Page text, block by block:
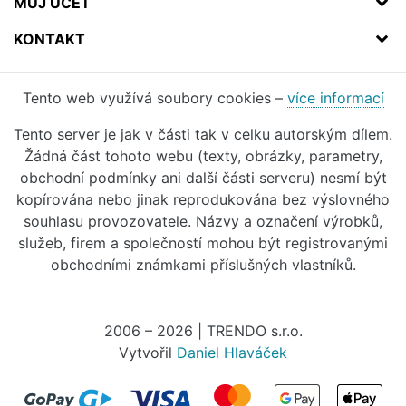
KONTAKT
Tento web využívá soubory cookies – více informací
Tento server je jak v části tak v celku autorským dílem.
Žádná část tohoto webu (texty, obrázky, parametry,
obchodní podmínky ani další části serveru) nesmí být
kopírována nebo jinak reprodukována bez výslovného
souhlasu provozovatele. Názvy a označení výrobků,
služeb, firem a společností mohou být registrovanými
obchodními známkami příslušných vlastníků.
2006 – 2026 | TRENDO s.r.o.
Vytvořil Daniel Hlaváček